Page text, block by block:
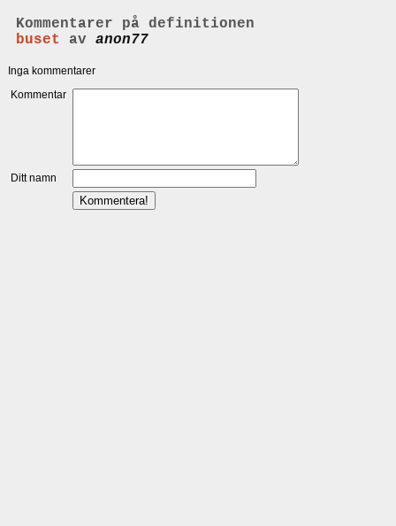
Kommentarer på definitionen
buset
av anon77
Inga kommentarer
Kommentar
Ditt namn